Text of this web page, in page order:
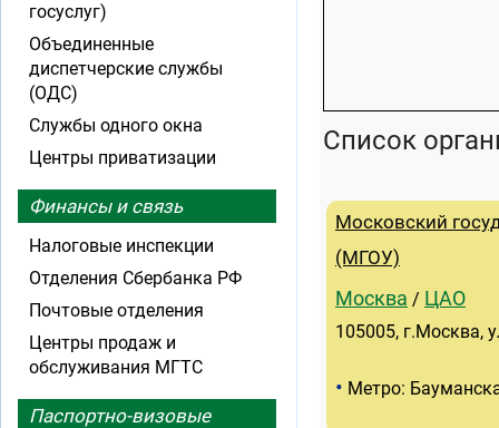
Список
Московский
(МГОУ)
Москва / ЦАО
105005, г.Москва,
• Метро:
госуслуг)
Объединенные
диспетчерские службы
(ОДС)
Службы одного окна
Центры приватизации
Финансы и связь
Налоговые инспекции
Отделения Сбербанка РФ
Почтовые отделения
Центры продаж и
обслуживания МГТС
Паспортно-визовые